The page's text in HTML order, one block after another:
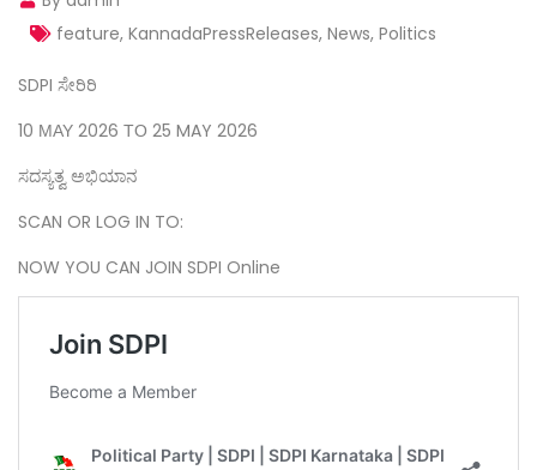
feature, KannadaPressReleases, News, Politics
SDPI ಸೇರಿರಿ
10 ΜΑΥ 2026 ΤΟ 25 MAY 2026
ಸದಸ್ಯತ್ವ ಅಭಿಯಾನ
SCAN OR LOG IN TO:
NOW YOU CAN JOIN SDPI Online